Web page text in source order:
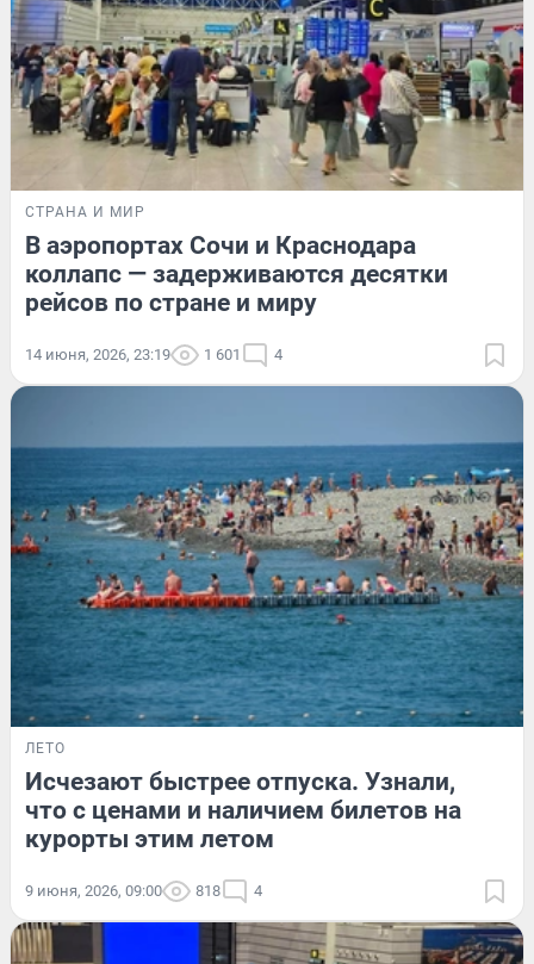
СТРАНА И МИР
В аэропортах Сочи и Краснодара
коллапс — задерживаются десятки
рейсов по стране и миру
14 июня, 2026, 23:19 1 601 4
ЛЕТО
Исчезают быстрее отпуска. Узнали,
что с ценами и наличием билетов на
курорты этим летом
9 июня, 2026, 09:00 818 4